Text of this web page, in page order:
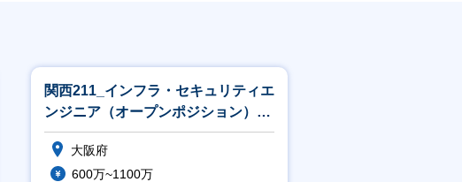
関西211_インフラ・セキュリティエ
ンジニア（オープンポジション）
※関西立上げ（リーダークラス以上
大阪府
600万~1100万